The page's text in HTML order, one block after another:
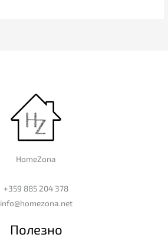
HomeZona
+359 885 204 378
info@homezona.net
Полезно